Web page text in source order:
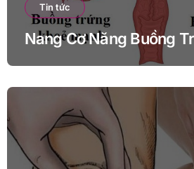
Tin tức
Nang Cơ Năng Buồng